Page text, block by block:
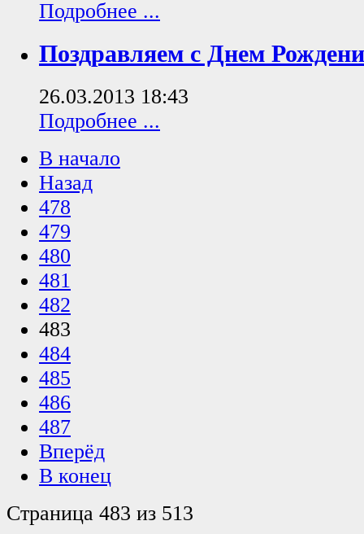
Подробнее ...
Поздравляем с Днем
26.03.2013 18:43
Подробнее ...
В начало
Назад
478
479
480
481
482
483
484
485
486
487
Вперёд
В конец
Страница 483 из 513